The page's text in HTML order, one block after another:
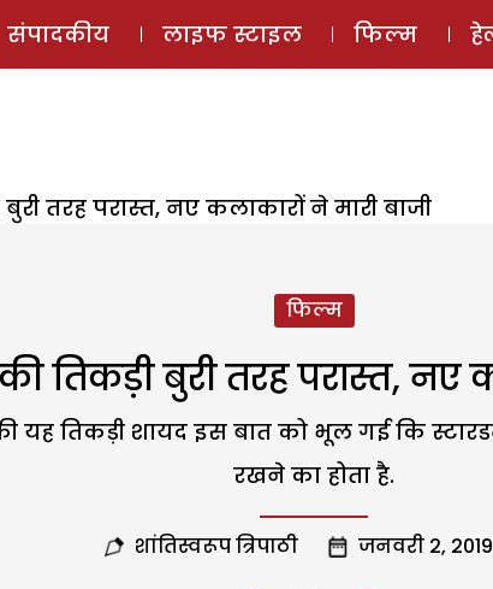
ई-मैगज़ीन
संपादकीय लाइफ स्टाइल फिल्म
तरह परास्त, नए कलाकारों ने मारी बाजी
फिल्म
तिकड़ी बुरी तरह परास्त, नए
तिकड़ी शायद इस बात को भूल गई कि
रखने का होता है.
शांतिस्वरूप त्रिपाठी जनवरी 2, 2019